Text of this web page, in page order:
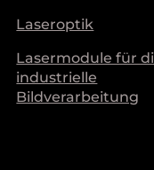
Laseroptik
Lasermodule für
industrielle
Bildverarbeitung